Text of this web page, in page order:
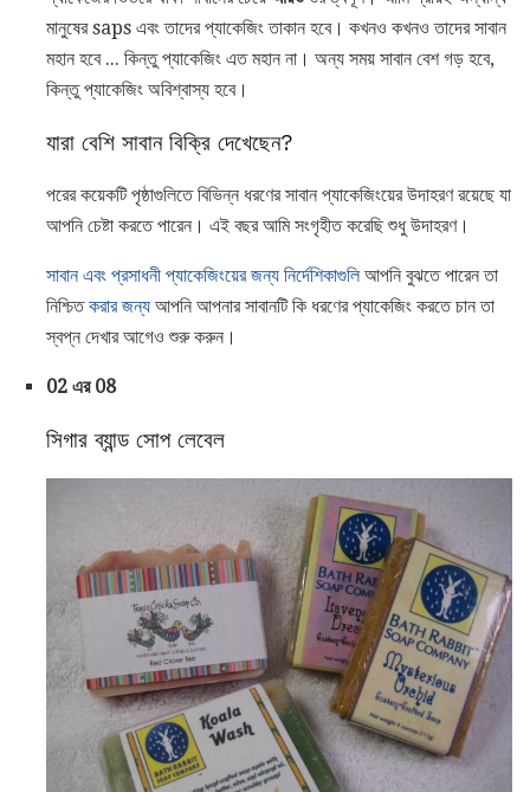
মানুষের saps এবং তাদের প্যাকেজিং তাকান হবে। কখনও কখনও তাদের সাবান
মহান হবে ... কিন্তু প্যাকেজিং এত মহান না। অন্য সময় সাবান বেশ গড় হবে,
কিন্তু প্যাকেজিং অবিশ্বাস্য হবে।
যারা বেশি সাবান বিক্রি দেখেছেন?
পরের কয়েকটি পৃষ্ঠাগুলিতে বিভিন্ন ধরণের সাবান প্যাকেজিংয়ের উদাহরণ রয়েছে যা
আপনি চেষ্টা করতে পারেন। এই বছর আমি সংগৃহীত করেছি শুধু উদাহরণ।
সাবান এবং প্রসাধনী প্যাকেজিংয়ের জন্য নির্দেশিকাগুলিআপনি বুঝতে পারেন তা
নিশ্চিতকরার জন্য আপনি আপনার সাবানটি কি ধরণের প্যাকেজিং করতে চান তা
স্বপ্ন দেখার আগেও শুরু করুন।
02 এর 08
সিগার ব্যান্ড সোপ লেবেল